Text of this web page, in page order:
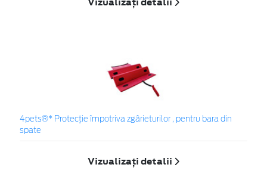
4pets®* Protecție împotriva zgârieturilor , pentru bara din
spate
Vizualizați detalii